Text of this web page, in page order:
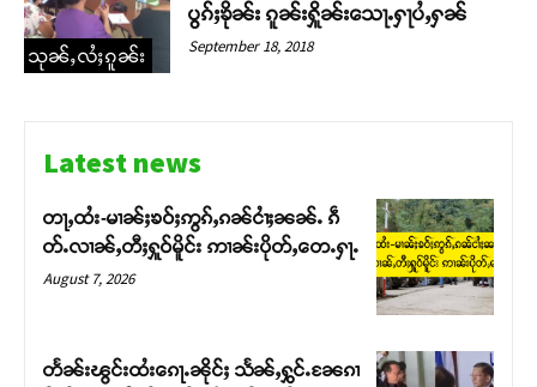
သုၼ်ႇလႆႈၵူၼ်း
ပွၵ်ႈၶိုၼ်း ၵူၼ်းႁိူၼ်းသေႃႉႁႃပႆႇႁၼ်
September 18, 2018
Latest news
တႃႇထႆး-မၢၼ်ႈၶဝ်ႈဢွၵ်ႇၵၼ်ငၢႆႈၼၼ်ႉ ၵဵ
တ်ႉလၢၼ်ႇတီႈႁူဝ်မိူင်း ဢၢၼ်းပိုတ်ႇတေႉႁႃႉ
August 7, 2026
တႅၼ်းၽွင်းထႆးၵေႃႉၼိုင်ႈ သႅၼ်ႇႁွင်ႉၼႄၵၢ